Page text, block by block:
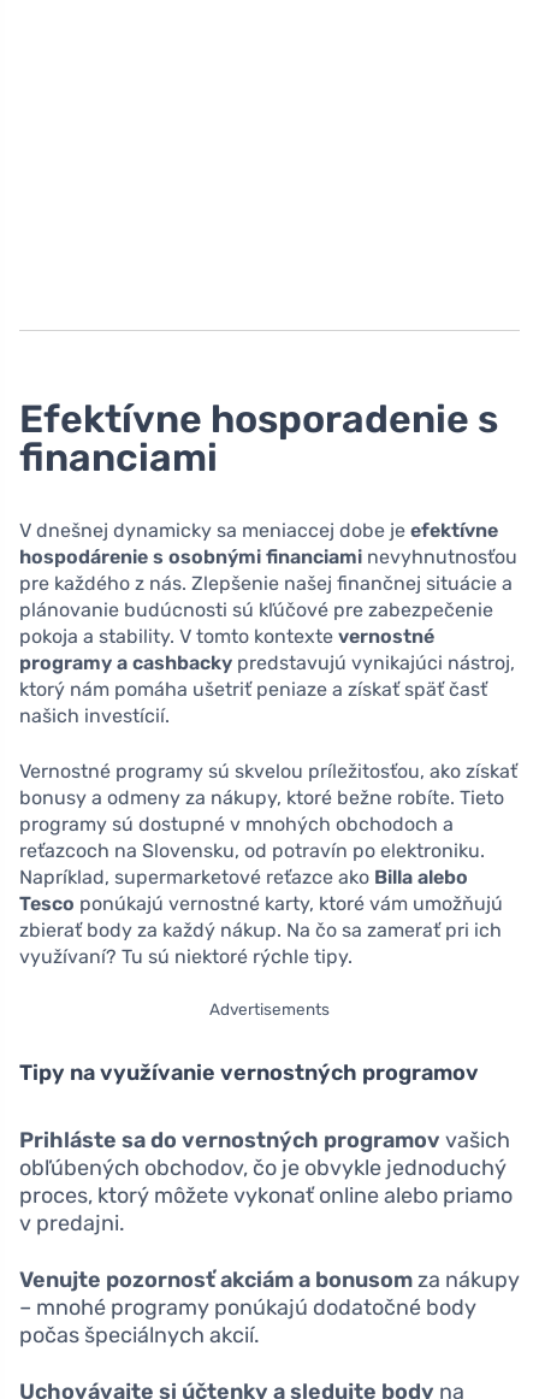
Efektívne hosporadenie s
financiami
V dnešnej dynamicky sa meniaccej dobe je efektívne
hospodárenie s osobnými financiami nevyhnutnosťou
pre každého z nás. Zlepšenie našej finančnej situácie a
plánovanie budúcnosti sú kľúčové pre zabezpečenie
pokoja a stability. V tomto kontexte vernostné
programy a cashbacky predstavujú vynikajúci nástroj,
ktorý nám pomáha ušetriť peniaze a získať späť časť
našich investícií.
Vernostné programy sú skvelou príležitosťou, ako získať
bonusy a odmeny za nákupy, ktoré bežne robíte. Tieto
programy sú dostupné v mnohých obchodoch a
reťazcoch na Slovensku, od potravín po elektroniku.
Napríklad, supermarketové reťazce ako Billa alebo
Tesco ponúkajú vernostné karty, ktoré vám umožňujú
zbierať body za každý nákup. Na čo sa zamerať pri ich
využívaní? Tu sú niektoré rýchle tipy.
Advertisements
Tipy na využívanie vernostných programov
Prihláste sa do vernostných programov vašich
obľúbených obchodov, čo je obvykle jednoduchý
proces, ktorý môžete vykonať online alebo priamo
v predajni.
Venujte pozornosť akciám a bonusomza nákupy
– mnohé programy ponúkajú dodatočné body
počas špeciálnych akcií.
Uchovávajte si účtenky a sledujte body na